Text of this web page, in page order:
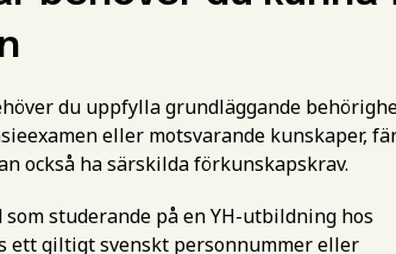
du uppfylla grundläggande
eller motsvarande kunskaper,
också ha särskilda förkunskapskrav.
studerande på en YH-utbildning hos
ett giltigt svenskt personnummer eller